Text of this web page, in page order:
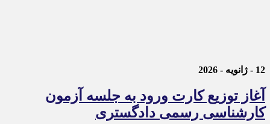
12 - ژانویه - 2026
آغاز توزیع کارت ورود به جلسه آزمون
کارشناسی رسمی دادگستری